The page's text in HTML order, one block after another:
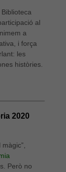
al
a
i força
les
històries.
2020
màgic”,
Però no